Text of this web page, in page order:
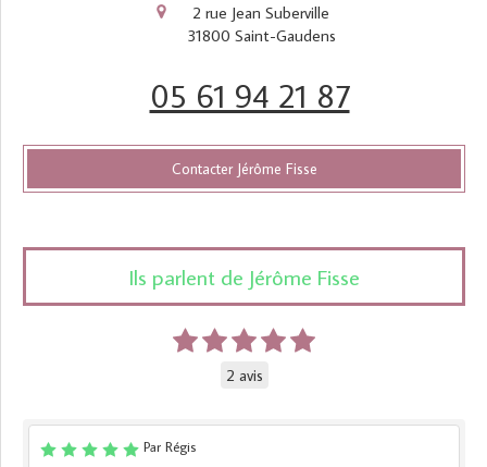
2 rue Jean Suberville
31800 Saint-Gaudens
05 61 94 21 87
Contacter Jérôme Fisse
Ils parlent de Jérôme Fisse
2 avis
Par Régis